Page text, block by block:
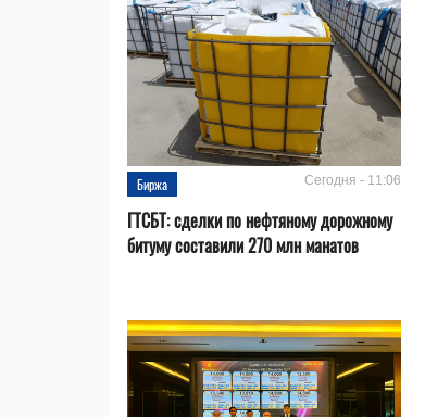
Биржа Сегодня - 11:06
ГТСБТ: сделки по нефтяному дорожному
битуму составили 270 млн манатов